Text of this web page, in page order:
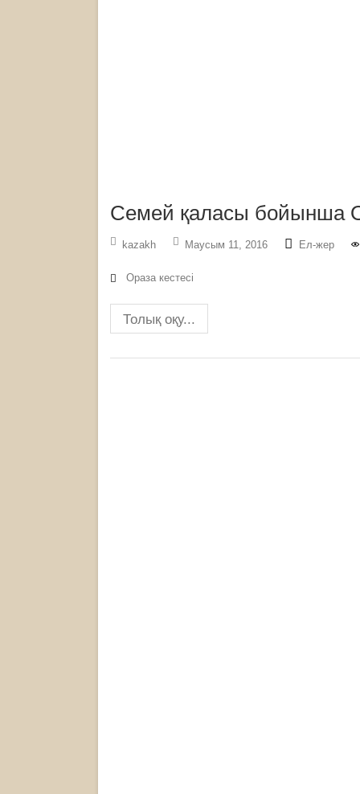
Семей қаласы бойынша
kazakh Маусым 11, 2016 Ел-жер
Ораза кестесі
Толық оқу...